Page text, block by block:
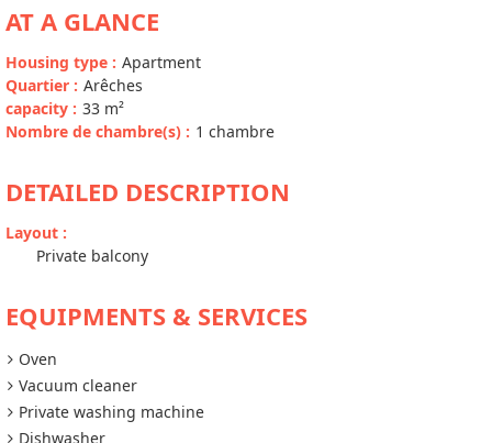
AT A GLANCE
Housing type : Apartment
Quartier : Arêches
capacity : 33 m²
Nombre de chambre(s) : 1 chambre
DETAILED DESCRIPTION
Layout :
Private balcony
EQUIPMENTS & SERVICES
Oven
Vacuum cleaner
Private washing machine
Dishwasher